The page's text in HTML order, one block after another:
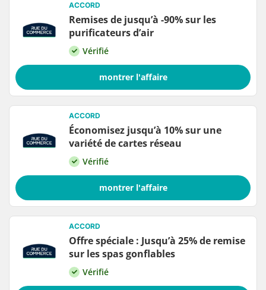
ACCORD
Remises de jusqu’à -90% sur les
purificateurs d’air
Vérifié
montrer l'affaire
ACCORD
Économisez jusqu’à 10% sur une
variété de cartes réseau
Vérifié
montrer l'affaire
ACCORD
Offre spéciale : Jusqu’à 25% de remise
sur les spas gonflables
Vérifié